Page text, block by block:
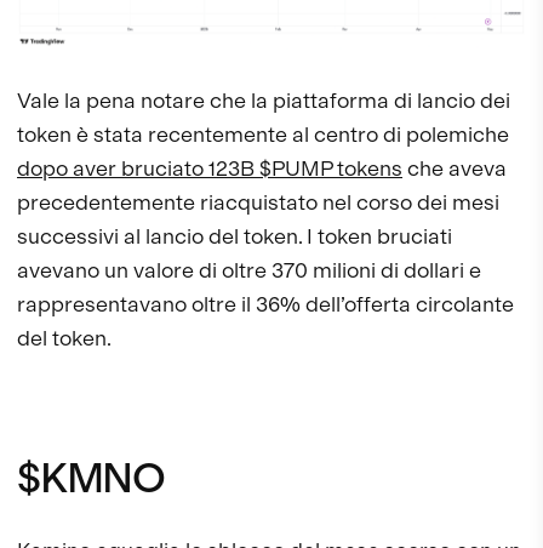
Vale la pena notare che la piattaforma di lancio dei
token è stata recentemente al centro di polemiche
dopo aver bruciato 123B $PUMP tokens che aveva
precedentemente riacquistato nel corso dei mesi
successivi al lancio del token. I token bruciati
avevano un valore di oltre 370 milioni di dollari e
rappresentavano oltre il 36% dell’offerta circolante
del token.
$KMNO